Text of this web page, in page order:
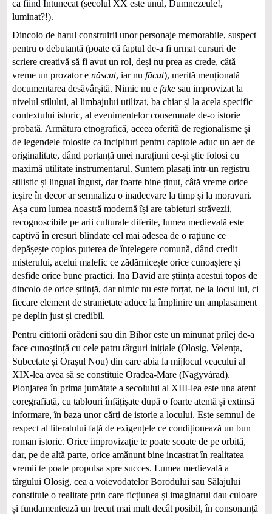
ca fiind Întunecat (secolul XX este unul, Dumnezeule!,
luminat?!).
Dincolo de harul construirii unor personaje memorabile, suspect
pentru o debutantă (poate că faptul de-a fi urmat cursuri de
scriere creativă să fi avut un rol, deși nu prea aș crede, câtă
vreme un prozator e născut, iar nu făcut), merită menționată
documentarea desăvârșită. Nimic nu e fakesau improvizat la
nivelul stilului, al limbajului utilizat, ba chiar și la acela specific
contextului istoric, al evenimentelor consemnate de-o istorie
probată. Armătura etnografică, aceea oferită de regionalisme și
de legendele folosite ca incipituri pentru capitole aduc un aer de
originalitate, dând portanță unei narațiuni ce-și știe folosi cu
maximă utilitate instrumentarul. Suntem plasați într-un registru
stilistic și lingual îngust, dar foarte bine ținut, câtă vreme orice
ieșire în decor ar semnaliza o inadecvare la timp și la moravuri.
Așa cum lumea noastră modernă își are tabieturi străvezii,
recognoscibile pe arii culturale diferite, lumea medievală este
captivă în eresuri blindate cel mai adesea de o rațiune ce
depășește copios puterea de înțelegere comună, dând credit
misterului, acelui malefic ce zădărnicește orice cunoaștere și
desfide orice bune practici. Ina David are știința acestui topos de
dincolo de orice știință, dar nimic nu este forțat, ne la locul lui, ci
fiecare element de stranietate aduce la împlinire un amplasament
pe deplin just și credibil.
Pentru cititorii orădeni sau din Bihor este un minunat prilej de-a
face cunoștință cu cele patru târguri inițiale (Olosig, Velența,
Subcetate și Orașul Nou) din care abia la mijlocul veacului al
XIX‑lea avea să se constituie Oradea-Mare (Nagyvárad).
Plonjarea în prima jumătate a secolului al XIII-lea este una atent
coregrafiată, cu tablouri înfățișate după o foarte atentă și extinsă
informare, în baza unor cărți de istorie a locului. Este semnul de
respect al literatului față de exigențele ce condiționează un bun
roman istoric. Orice improvizație te poate scoate de pe orbită,
dar, pe de altă parte, orice amănunt bine incastrat în realitatea
vremii te poate propulsa spre succes. Lumea medievală a
târgului Olosig, cea a voievodatelor Borodului sau Sălajului
constituie o realitate prin care ficțiunea și imaginarul dau culoare
și fundamentează un trecut mai mult decât posibil, în consonanță